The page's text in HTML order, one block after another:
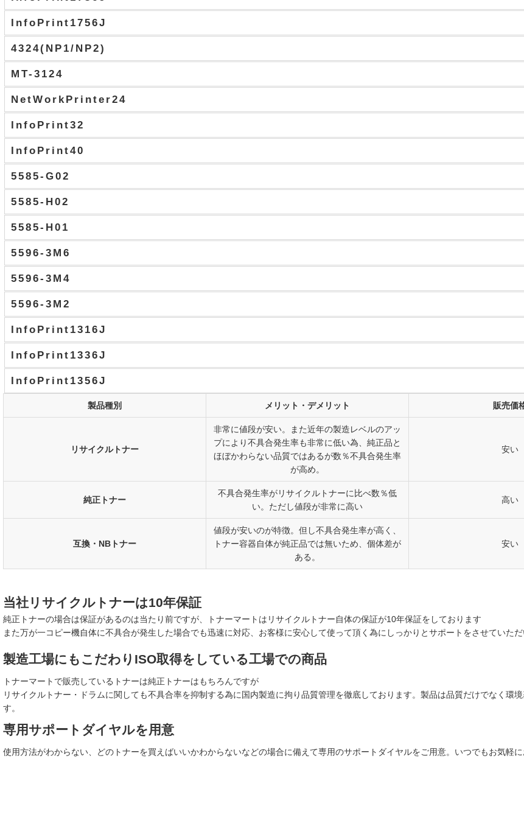
InfoPrint1756J
4324(NP1/NP2)
MT-3124
NetWorkPrinter24
InfoPrint32
InfoPrint40
5585-G02
5585-H02
5585-H01
5596-3M6
5596-3M4
5596-3M2
InfoPrint1316J
InfoPrint1336J
InfoPrint1356J
製品種別 メリット・デメリット 販売価
リサイクルトナー
非常に値段が安い。また近年の製造レベルのアッ
プにより不具合発生率も非常に低い為、純正品と
ほぼかわらない品質ではあるが数％不具合発生率
が高め。
安い
純正トナー
不具合発生率がリサイクルトナーに比べ数％低
い。ただし値段が非常に高い
高い
互換・NBトナー
値段が安いのが特徴。但し不具合発生率が高く、
トナー容器自体が純正品では無いため、個体差が
ある。
安い
当社リサイクルトナーは10年保証
純正トナーの場合は保証があるのは当たり前ですが、トナーマートはリサイクルトナー自体の保証が10年保証をしております
また万が一コピー機自体に不具合が発生した場合でも迅速に対応、お客様に安心して使って頂く為にしっかりとサポートをさせていた
製造工場にもこだわりISO取得をしている工場での商品
トナーマートで販売しているトナーは純正トナーはもちろんですが
リサイクルトナー・ドラムに関しても不具合率を抑制する為に国内製造に拘り品質管理を徹底しております。製品は品質だけでなく環
す。
専用サポートダイヤルを用意
使用方法がわからない、どのトナーを買えばいいかわからないなどの場合に備えて専用のサポートダイヤルをご用意。いつでもお気軽に